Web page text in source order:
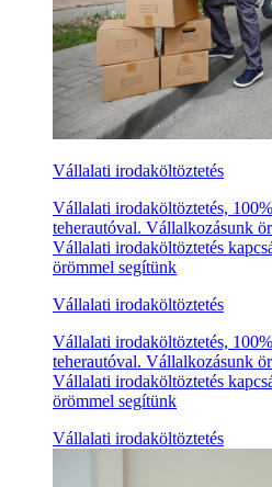
Vállalati irodaköltöztetés
Vállalati irodaköltöztetés,
teherautóval. Vállalkozásunk
Vállalati irodaköltöztetés
örömmel segítünk
Vállalati irodaköltöztetés
Vállalati irodaköltöztetés,
teherautóval. Vállalkozásunk
Vállalati irodaköltöztetés
örömmel segítünk
Vállalati irodaköltöztetés